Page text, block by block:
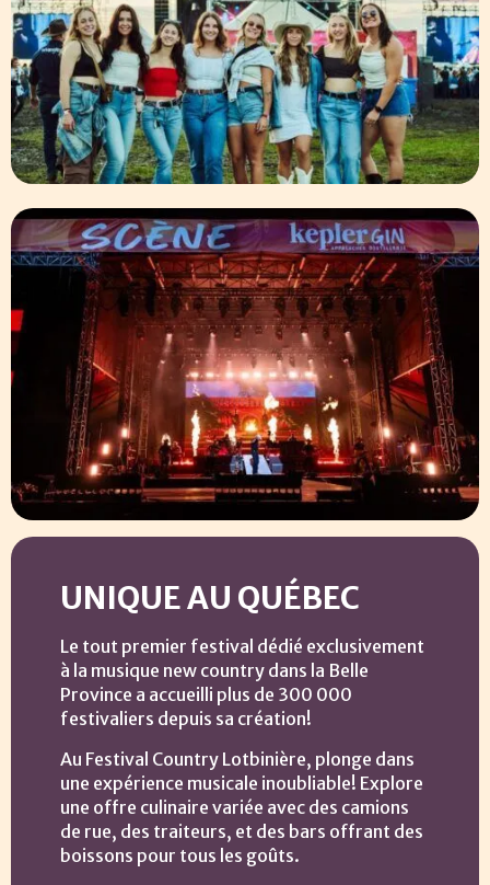
UNIQUE AU QUÉBEC
Le tout premier festival dédié exclusivement
à la musique new country dans la Belle
Province a accueilli plus de 300 000
festivaliers depuis sa création!
Au Festival Country Lotbinière, plonge dans
une expérience musicale inoubliable! Explore
une offre culinaire variée avec des camions
de rue, des traiteurs, et des bars offrant des
boissons pour tous les goûts.